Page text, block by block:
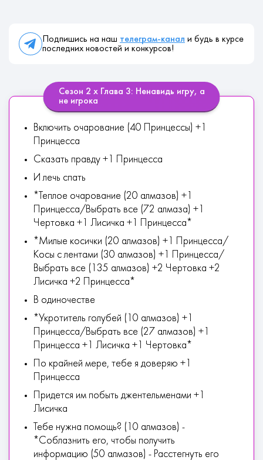
Подпишись на наш телеграм-канал и будь в курсе
последних новостей и конкурсов!
Сезон 2 х Глава 3: Ненавидь игру, а
не игрока
Включить очарование (40 Принцессы) +1
Принцесса
Сказать правду +1 Принцесса
И лечь спать
*Теплое очарование (20 алмазов) +1
Принцесса/Выбрать все (72 алмаза) +1
Чертовка +1 Лисичка +1 Принцесса*
*Милые косички (20 алмазов) +1 Принцесса/
Косы с лентами (30 алмазов) +1 Принцесса/
Выбрать все (135 алмазов) +2 Чертовка +2
Лисичка +2 Принцесса*
В одиночестве
*Укротитель голубей (10 алмазов) +1
Принцесса/Выбрать все (27 алмазов) +1
Принцесса +1 Лисичка +1 Чертовка*
По крайней мере, тебе я доверяю +1
Принцесса
Придется им побыть джентельменами +1
Лисичка
Тебе нужна помощь? (10 алмазов) -
*Соблазнить его, чтобы получить
информацию (50 алмазов) - Расстегнуть его